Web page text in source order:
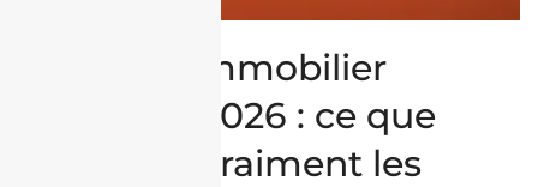
Marché immobilier
algérien 2026 : ce que
pensent vraiment les